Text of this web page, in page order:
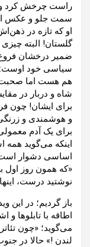
راست چرخش کرد
سمت جلو و عکس
او که تازه در
گلستان! البته
ضمیر درخشان
سیاسی خود اوست:
هم هست اما صحبت
شاه و دربار در
برای ایشان! چون
و هوشمندی و زرنگی
برای یک آدم
اینکه می‌گوید همه
اساسی دشوار است
«که همون روز اول
نوشتید درست،
باز گردیم؛ در این
اطاقه با
می‌گوید؛ «چون
لندن !» حالا در